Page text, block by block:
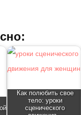
Как полюбить свое
тело: уроки
сценического